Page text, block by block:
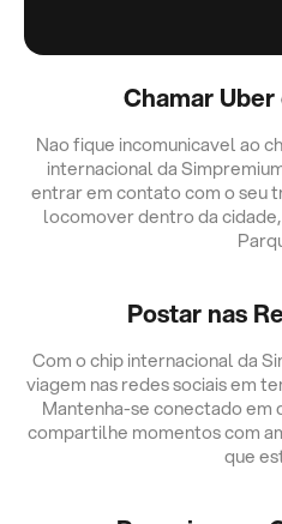
Chamar
Nao fique incomunicavel ao
internacional da
entrar em contato com o seu
locomover dentro da
Postar nas
Com o chip internacional da
viagem nas redes sociais em
Mantenha-se conectado em
compartilhe momentos com
que